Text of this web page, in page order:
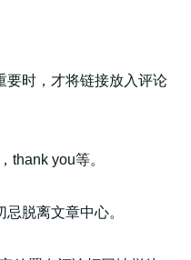
要时，才将链接放入评论
thank you等。
脱离文章中心。